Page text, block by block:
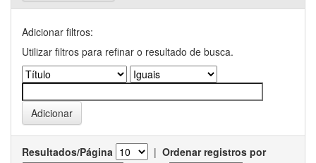
Adicionar filtros:
Utilizar filtros para refinar o resultado de busca.
Resultados/Página | Ordenar registros por